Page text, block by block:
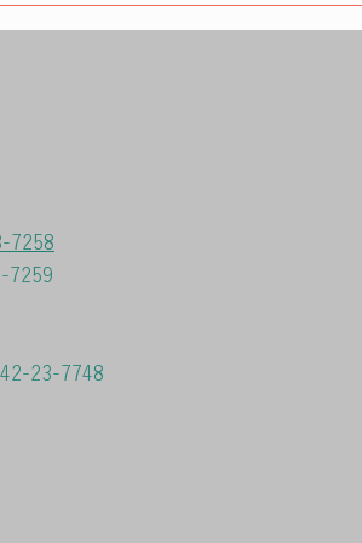
後見センター運営会
7258
7259
23-7748